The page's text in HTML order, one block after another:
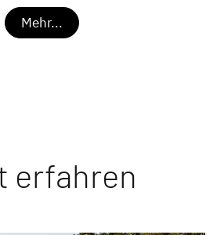
Mehr...
erfahren